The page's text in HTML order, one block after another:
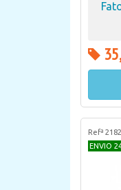
Refª
ENVIO